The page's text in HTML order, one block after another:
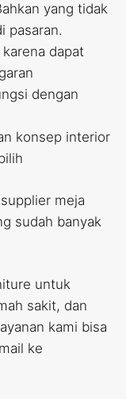
yang tidak
pasaran.
dapat
dengan
konsep interior
meja
sudah banyak
untuk
sakit, dan
kami bisa
ke